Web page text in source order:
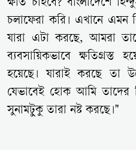
ক্ষতি চাইবে? বাংলাদেশে
চলাফেরা করি। এখানে এমন
যারা এটা করছে, আমরা
ব্যবসায়িকভাবে ক্ষতিগ্রস্ত
হয়েছে। যারাই করছে তা
যেভাবেই হোক আমি তাদের
সুনামটুকু তারা নষ্ট করছে।"